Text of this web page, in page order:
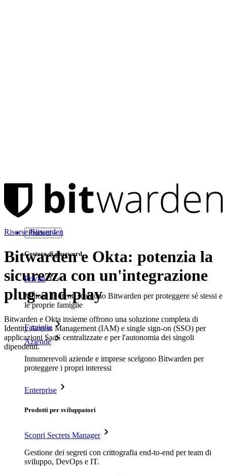
Prodotti
Gestore di password
Privati
Milioni di utenti scelgono Bitwarden per proteggere sé stessi e
le proprie famiglie
Famiglie
Aziende
Innumerevoli aziende e imprese scelgono Bitwarden per
proteggere i propri interessi
Enterprise
Prodotti per sviluppatori
Scopri Secrets Manager
Gestione dei segreti con crittografia end-to-end per team di
sviluppo, DevOps e IT.
Risorse Bitwarden
Bitwarden e Okta: potenzia la
sicurezza con un'integrazione
plug-and-play
Bitwarden e Okta insieme offrono una soluzione completa di
Identity Access Management (IAM) e single sign-on (SSO) per
applicazioni SaaS centralizzate e per l'autonomia dei singoli
dipendenti.